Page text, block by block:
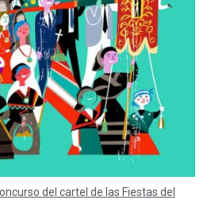
del cartel de las Fiestas del